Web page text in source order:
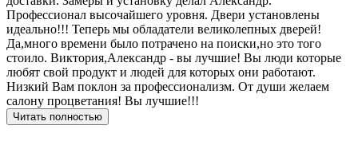
Профессионал высочайшего уровня. Двери установлены
идеально!!! Теперь мы обладатели великолепных дверей!
Да,много времени было потрачено на поиски,но это того
стоило. Виктория,Александр - вы лучшие! Вы люди которые
любят свой продукт и людей для которых они работают.
Низкий Вам поклон за профессионализм. От души желаем
салону процветания! Вы лучшие!!!
Читать полностью